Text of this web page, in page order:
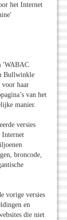
het Internet
'WABAC
Bullwinkle
voor haar
van het
manier.
versies
Internet
broncode,
vorige versies
en
die niet